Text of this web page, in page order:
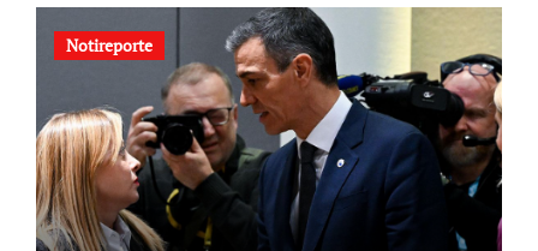
Notireporte